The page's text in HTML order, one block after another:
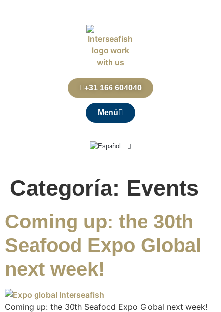
+31 166 604040
Menú
Categoría: Events
Coming up: the 30th
Seafood Expo Global
next week!
Coming up: the 30th Seafood Expo Global next week!